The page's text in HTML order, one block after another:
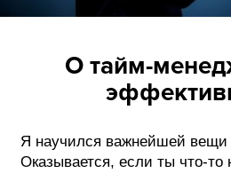
О тайм-
Я научился важнейшей
Оказывается, если ты что-то